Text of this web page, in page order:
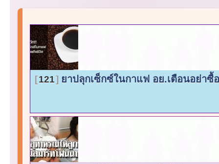
121 ยาปลุกเซ็กซ์ในกาแฟ อย.เตือนอย่า